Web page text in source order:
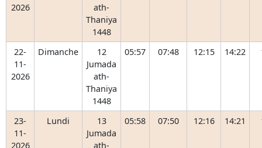
2026
ath-
Thaniya
1448
22-
11-
2026
Dimanche
12
Jumada
ath-
Thaniya
1448
05:57 07:48 12:15 14:22
23-
11-
2026
Lundi
13
Jumada
ath-
05:58 07:50 12:16 14:21